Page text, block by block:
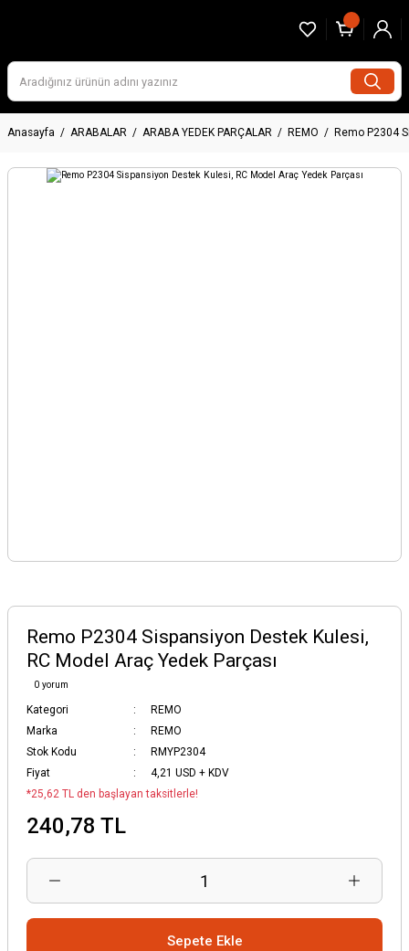
Anasayfa ARABALAR ARABA YEDEK PARÇALAR REMO Remo P2304
Remo P2304 Sispansiyon Destek Kulesi,
RC Model Araç Yedek Parçası
0 yorum
Kategori
REMO
Marka
REMO
Stok Kodu
RMYP2304
Fiyat
4,21 USD + KDV
*25,62 TL den başlayan taksitlerle!
240,78 TL
Sepete Ekle